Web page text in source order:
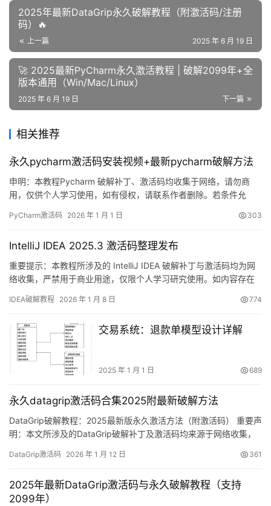
2025年最新DataGrip永久破解教程（附激活码/注册
码）🔥
上一篇 2025 年 6 月 19 日
🚀 2025最新PyCharm永久激活教程 | 破解2099年+全
版本通用（Win/Mac/Linux）
下一篇
2025 年 6 月 19 日
相关推荐
永久pycharm激活码安装视频+最新pycharm破解方法
申明：本教程Pycharm 破解补丁、激活码均收集于网络，请勿商
用，仅供个人学习使用，如有侵权，请联系作者删除。若条件允
本破解成功的截图，如下图，可以看到已经成功破解到 2099 年
最新的Pycharm。 如果觉得破解麻烦…
PyCharm激活码 2026 年 1 月 1 日 303
IntelliJ IDEA 2025.3 激活码整理发布
重要提示：本教程所涉及的 IntelliJ IDEA 破解补丁与激活码均为网
络收集，严禁用于商业用途，仅限个人学习研究使用。如内容存在
持正版！ 话不多说，先展示 IDEA 2025.2.1 版本破解成功的实际效
面将通过详细的图文步骤，手…
IDEA破解教程 2026 年 1 月 8 日 774
交易系统：退款单模型设计详解
2025 年 1 月 1 日 689
永久datagrip激活码合集2025附最新破解方法
DataGrip破解教程：2025最新版永久激活方法（附激活码） 重要声
明：本文所涉及的DataGrip破解补丁及激活码均来源于网络收集，
议购买官方正版授权。如需商业使用，请支持正版软件！ DataGrip
Windows、Mac及Linux全…
DataGrip激活码 2026 年 1 月 12 日 361
2025年最新DataGrip激活码与永久破解教程（支持
2099年）